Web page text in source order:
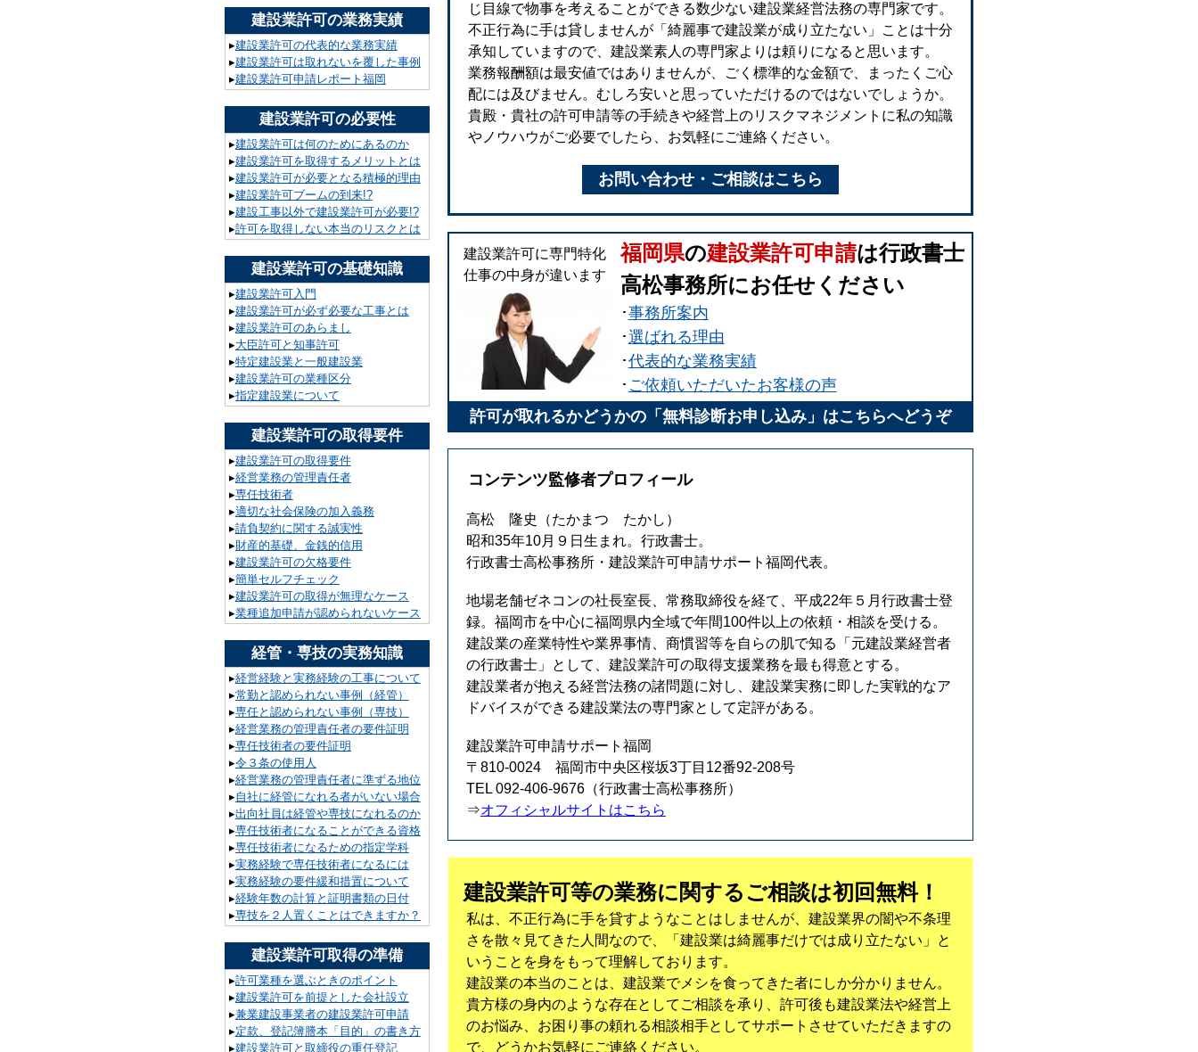
じ目線で物事を考えることができる数少ない建設業経営法務の専門家です。
不正行為に手は貸しませんが「綺麗事で建設業が成り立たない」ことは十分
承知していますので、建設業素人の専門家よりは頼りになると思います。
業務報酬額は最安値ではありませんが、ごく標準的な金額で、まったくご心
配には及びません。むしろ安いと思っていただけるのではないでしょうか。
貴殿・貴社の許可申請等の手続きや経営上のリスクマネジメントに私の知識
やノウハウがご必要でしたら、お気軽にご連絡ください。
お問い合わせ・ご相談はこちら
建設業許可に専門特化
仕事の中身が違います
福岡県の建設業許可申請は行政書士
高松事務所にお任せください
･事務所案内
･選ばれる理由
･代表的な業務実績
･ ご依頼いただいたお客様の声
許可が取れるかどうかの「無料診断お申し込み」はこちらへどうぞ
コンテンツ監修者プロフィール
高松 隆史
（たかまつ たかし）
昭和35年10月９日生まれ。行政書士。
行政書士高松事務所・建設業許可申請サポート福岡代表。
地場老舗ゼネコンの社長室長、常務取締役を経て、平成22年５月行政書士登
録。福岡市を中心に福岡県内全域で年間100件以上の依頼・相談を受ける。
建設業の産業特性や業界事情、商慣習等を自らの肌で知る「元建設業経営者
の行政書士」として、建設業許可の取得支援業務を最も得意とする。
建設業者が抱える経営法務の諸問題に対し、建設業実務に即した実戦的なア
ドバイスができる建設業法の専門家として定評がある。
建設業許可申請サポート福岡
〒810-0024 福岡市中央区桜坂3丁目12番92-208号
TEL 092-406-9676（行政書士高松事務所）
⇒オフィシャルサイトはこちら
建設業許可等の業務に関するご相談は初回無料！
私は、不正行為に手を貸すようなことはしませんが、建設業界の闇や不条理
さを散々見てきた人間なので、「建設業は綺麗事だけでは成り立たない」と
いうことを身をもって理解しております。
建設業の本当のことは、建設業でメシを食ってきた者にしか分かりません。
貴方様の身内のような存在としてご相談を承り、許可後も建設業法や経営上
のお悩み、お困り事の頼れる相談相手としてサポートさせていただきますの
で、どうかお気軽にご連絡ください。
建設業許可の業務実績
▸建設業許可の代表的な業務実績
▸建設業許可は取れないを覆した事例
▸建設業許可申請レポート福岡
建設業許可の必要性
▸建設業許可は何のためにあるのか
▸建設業許可を取得するメリットとは
▸建設業許可が必要となる積極的理由
▸建設業許可ブームの到来!?
▸建設工事以外で建設業許可が必要!?
▸許可を取得しない本当のリスクとは
建設業許可の基礎知識
▸建設業許可入門
▸建設業許可が必ず必要な工事とは
▸建設業許可のあらまし
▸大臣許可と知事許可
▸特定建設業と一般建設業
▸建設業許可の業種区分
▸指定建設業について
建設業許可の取得要件
▸建設業許可の取得要件
▸経営業務の管理責任者
▸専任技術者
▸適切な社会保険の加入義務
▸請負契約に関する誠実性
▸財産的基礎、金銭的信用
▸建設業許可の欠格要件
▸簡単セルフチェック
▸建設業許可の取得が無理なケース
▸業種追加申請が認められないケース
経管・専技の実務知識
▸経営経験と実務経験の工事について
▸常勤と認められない事例（経管）
▸専任と認められない事例（専技）
▸経営業務の管理責任者の要件証明
▸専任技術者の要件証明
▸令３条の使用人
▸経営業務の管理責任者に準ずる地位
▸自社に経管になれる者がいない場合
▸出向社員は経管や専技になれるのか
▸専任技術者になることができる資格
▸専任技術者になるための指定学科
▸実務経験で専任技術者になるには
▸実務経験の要件緩和措置について
▸経験年数の計算と証明書類の日付
▸専技を２人置くことはできますか？
建設業許可取得の準備
▸許可業種を選ぶときのポイント
▸建設業許可を前提とした会社設立
▸兼業建設事業者の建設業許可申請
▸定款、登記簿謄本「目的」の書き方
▸建設業許可と取締役の重任登記